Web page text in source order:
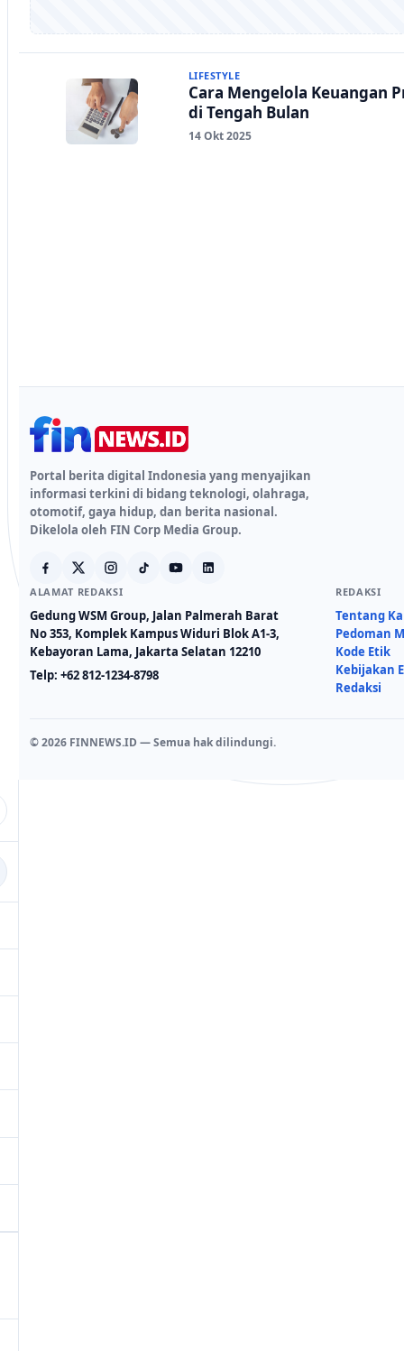
LIFESTYLE
Cara Mengelola Keuangan
di Tengah Bulan
14 Okt 2025
Portal berita digital Indonesia yang menyajikan
informasi terkini di bidang teknologi, olahraga,
otomotif, gaya hidup, dan berita nasional.
Dikelola oleh FIN Corp Media Group.
ALAMAT REDAKSI
Gedung WSM Group, Jalan Palmerah Barat
No 353, Komplek Kampus Widuri Blok A1-3,
Kebayoran Lama, Jakarta Selatan 12210
Telp: +62 812-1234-8798
REDAKSI
Tentang
Pedoman
Kode Etik
Kebijakan
Redaksi
© 2026 FINNEWS.ID — Semua hak dilindungi.